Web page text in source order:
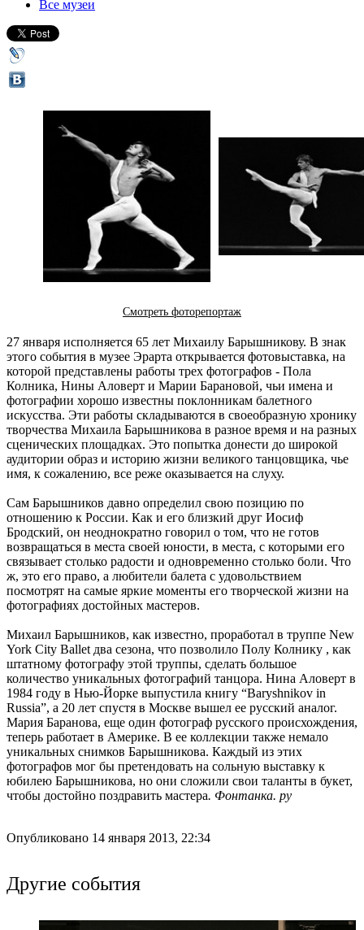
Все музеи
Смотреть фоторепортаж
27 января исполняется 65 лет Михаилу Барышникову. В знак
этого события в музее Эрарта открывается фотовыставка, на
которой представлены работы трех фотографов - Пола
Колника, Нины Аловерт и Марии Барановой, чьи имена и
фотографии хорошо известны поклонникам балетного
искусства. Эти работы складываются в своеобразную хронику
творчества Михаила Барышникова в разное время и на разных
сценических площадках. Это попытка донести до широкой
аудитории образ и историю жизни великого танцовщика, чье
имя, к сожалению, все реже оказывается на слуху.
Сам Барышников давно определил свою позицию по
отношению к России. Как и его близкий друг Иосиф
Бродский, он неоднократно говорил о том, что не готов
возвращаться в места своей юности, в места, с которыми его
связывает столько радости и одновременно столько боли. Что
ж, это его право, а любители балета с удовольствием
посмотрят на самые яркие моменты его творческой жизни на
фотографиях достойных мастеров.
Михаил Барышников, как известно, проработал в труппе New
York City Ballet два сезона, что позволило Полу Колнику , как
штатному фотографу этой труппы, сделать большое
количество уникальных фотографий танцора. Нина Аловерт в
1984 году в Нью-Йорке выпустила книгу “Baryshnikov in
Russia”, а 20 лет спустя в Москве вышел ее русский аналог.
Мария Баранова, еще один фотограф русского происхождения,
теперь работает в Америке. В ее коллекции также немало
уникальных снимков Барышникова. Каждый из этих
фотографов мог бы претендовать на сольную выставку к
юбилею Барышникова, но они сложили свои таланты в букет,
чтобы достойно поздравить мастера. Фонтанка. ру
Опубликовано 14 января 2013, 22:34
Другие события